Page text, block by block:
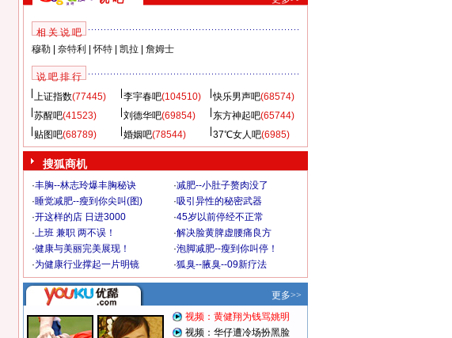
相 关 说 吧
穆勒| 奈特利 |怀特| 凯拉| 詹姆士
说 吧 排 行
上证指数(77445) 李宇春吧(104510) 快乐男声吧(68574)
苏醒吧(41523) 刘德华吧(69854) 东方神起吧(65744)
贴图吧(68789) 婚姻吧(78544) 37℃女人吧(6985)
搜狐商机
·丰胸--林志玲爆丰胸秘诀 ·减肥--小肚子赘肉没了
·睡觉减肥--瘦到你尖叫(图) ·吸引异性的秘密武器
·开这样的店 日进3000 ·45岁以前停经不正常
·上班 兼职 两不误！ ·解决脸黄脾虚腰痛良方
·健康与美丽完美展现！ ·泡脚减肥--瘦到你叫停！
·为健康行业撑起一片明镜 ·狐臭--腋臭--09新疗法